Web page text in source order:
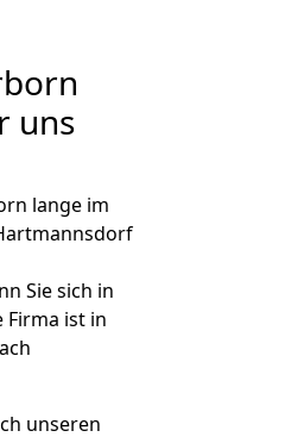
uns
lange im
Sie sich in
Firma ist in
unseren